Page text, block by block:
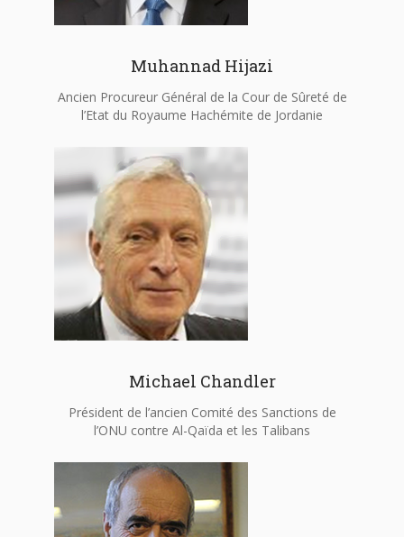
Muhannad Hijazi
Ancien Procureur Général de la Cour de Sûreté de
l’Etat du Royaume Hachémite de Jordanie
Michael Chandler
Président de l’ancien Comité des Sanctions de
l’ONU contre Al-Qaïda et les Talibans